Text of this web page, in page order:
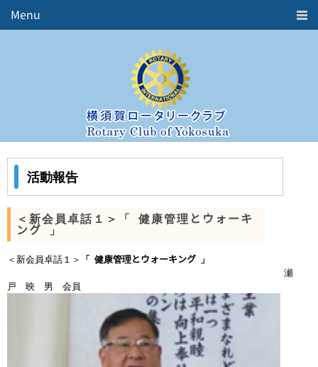
Menu
年間予定表
役員紹介
歴代三役
五大奉仕活動
中期ビジョン
お問合せ
活動報告
＜新会員卓話１＞「 健康管理とウォーキ
ング 」
＜新会員卓話１＞ 「 健康管理とウォーキング 」
瀬
戸 映 男 会員